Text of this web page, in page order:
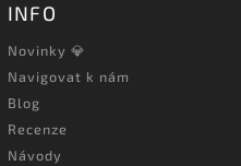
INFO
Novinky 💎
Navigovat k nám
Blog
Recenze
Návody